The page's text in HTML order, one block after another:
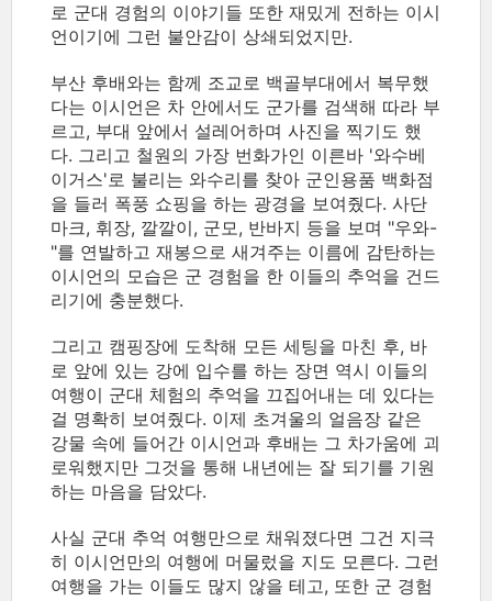
로 군대 경험의 이야기들 또한 재밌게 전하는 이시
언이기에 그런 불안감이 상쇄되었지만.
부산 후배와는 함께 조교로 백골부대에서 복무했
다는 이시언은 차 안에서도 군가를 검색해 따라 부
르고, 부대 앞에서 설레어하며 사진을 찍기도 했
다. 그리고 철원의 가장 번화가인 이른바 '와수베
이거스'로 불리는 와수리를 찾아 군인용품 백화점
을 들러 폭풍 쇼핑을 하는 광경을 보여줬다. 사단
마크, 휘장, 깔깔이, 군모, 반바지 등을 보며 "우와-
"를 연발하고 재봉으로 새겨주는 이름에 감탄하는
이시언의 모습은 군 경험을 한 이들의 추억을 건드
리기에 충분했다.
그리고 캠핑장에 도착해 모든 세팅을 마친 후, 바
로 앞에 있는 강에 입수를 하는 장면 역시 이들의
여행이 군대 체험의 추억을 끄집어내는 데 있다는
걸 명확히 보여줬다. 이제 초겨울의 얼음장 같은
강물 속에 들어간 이시언과 후배는 그 차가움에 괴
로워했지만 그것을 통해 내년에는 잘 되기를 기원
하는 마음을 담았다.
사실 군대 추억 여행만으로 채워졌다면 그건 지극
히 이시언만의 여행에 머물렀을 지도 모른다. 그런
여행을 가는 이들도 많지 않을 테고, 또한 군 경험